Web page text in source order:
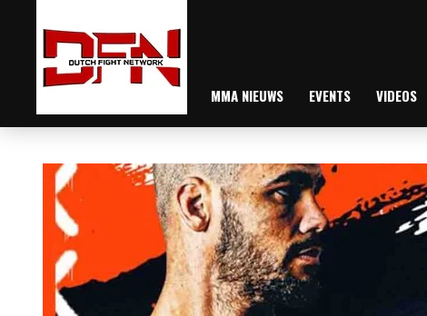
MMA NIEUWS EVENTS VIDEOS